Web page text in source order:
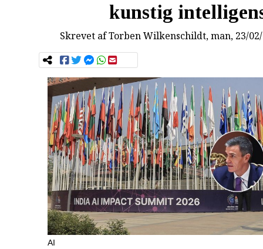
kunstig
Skrevet afTorben Wilkenschildt, man, 23/
AI